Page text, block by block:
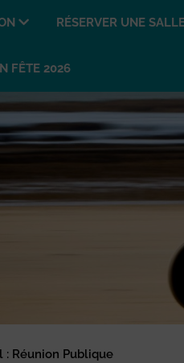
RÉSERVER UNE
FÊTE 2026
: Réunion Publique